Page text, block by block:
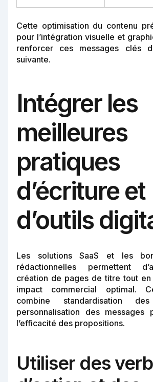
Cette optimisation du contenu
pour l’intégration visuelle et
renforcer ces messages clés
suivante.
Intégrer les
meilleures
pratiques
d’écriture et
d’outils
Les solutions SaaS et les
rédactionnelles permettent
création de pages de titre tout en
impact commercial optimal.
combine standardisation
personnalisation des messages
l’efficacité des propositions.
Utiliser des